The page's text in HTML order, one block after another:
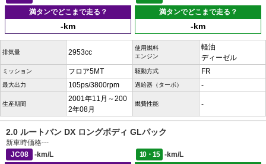
満タンでどこまで走る？
-km
満タンでどこまで走る？
-km
排気量 2953cc
使用燃料
エンジン
軽油
ディーゼル
ミッション フロア5MT 駆動方式 FR
最大出力 105ps/3800rpm 過給器（ターボ） -
生産期間
2001年11月～200
2年08月
燃費性能 -
2.0 ルートバン DX ロングボディ GLパック
新車時価格---
JC08
-km/L 10・15
-km/L